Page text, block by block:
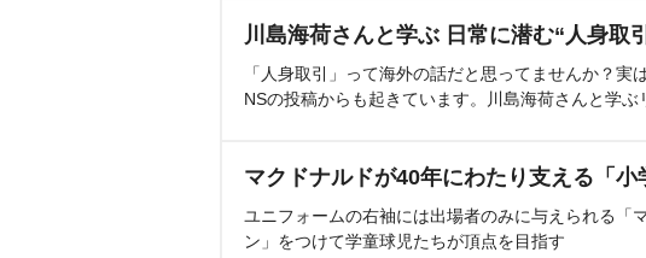
川島海荷さんと学ぶ 日常に潜む“人身取
「人身取引」って海外の話だと思ってませんか？実
NSの投稿からも起きています。川島海荷さんと学ぶ
マクドナルドが40年にわたり支える「小
ユニフォームの右袖には出場者のみに与えられる「
ン」をつけて学童球児たちが頂点を目指す